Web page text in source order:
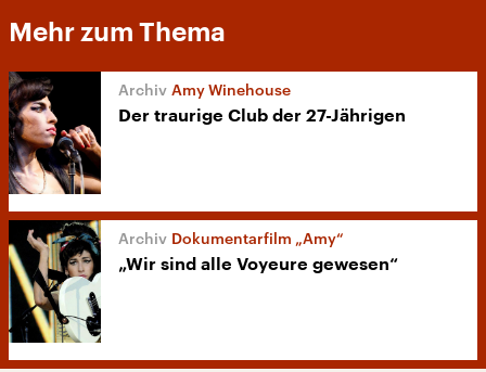
Mehr zum Thema
Amy Winehouse
Der traurige Club der 27-Jährigen
Dokumentarfilm „Amy“
„Wir sind alle Voyeure gewesen“